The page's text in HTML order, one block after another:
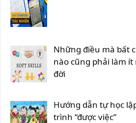
Những điều mà bất
nào cũng phải làm
đời
Hướng dẫn tự học
trình “được việc”